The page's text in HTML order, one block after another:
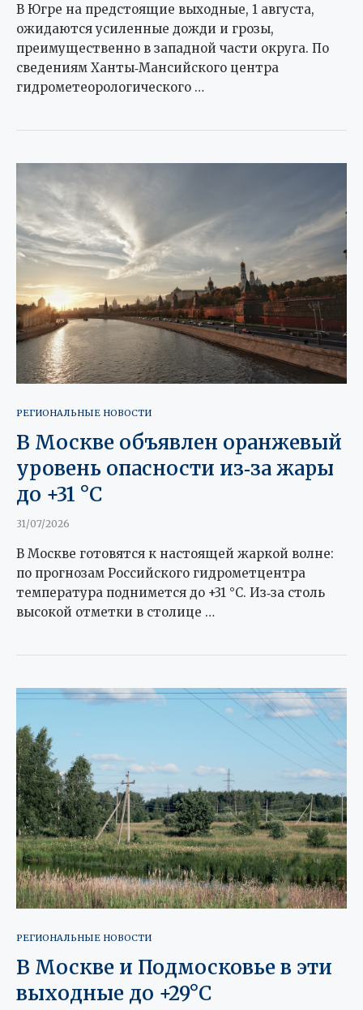
В Югре на предстоящие выходные, 1 августа,
ожидаются усиленные дожди и грозы,
преимущественно в западной части округа. По
сведениям Ханты‑Мансийского центра
гидрометеорологического …
РЕГИОНАЛЬНЫЕ НОВОСТИ
В Москве объявлен оранжевый
уровень опасности из‑за жары
до +31 °C
31/07/2026
В Москве готовятся к настоящей жаркой волне:
по прогнозам Российского гидрометцентра
температура поднимется до +31 °C. Из‑за столь
высокой отметки в столице …
РЕГИОНАЛЬНЫЕ НОВОСТИ
В Москве и Подмосковье в эти
выходные до +29°C